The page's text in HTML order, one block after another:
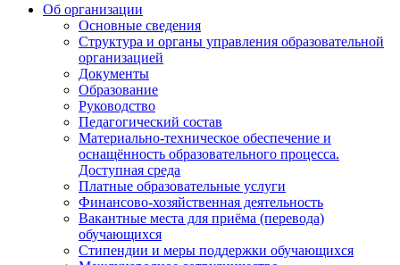
Об организации
Основные сведения
Структура и органы управления образовательной
организацией
Документы
Образование
Руководство
Педагогический состав
Материально-техническое обеспечение и
оснащённость образовательного процесса.
Доступная среда
Платные образовательные услуги
Финансово-хозяйственная деятельность
Вакантные места для приёма (перевода)
обучающихся
Стипендии и меры поддержки обучающихся